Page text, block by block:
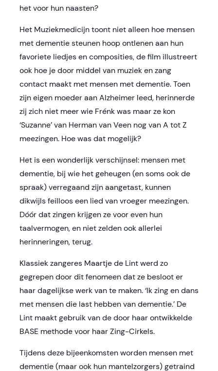
het voor hun naasten?
Het Muziekmedicijn toont niet alleen hoe mensen
met dementie steunen hoop ontlenen aan hun
favoriete liedjes en composities, de film illustreert
ook hoe je door middel van muziek en zang
contact maakt met mensen met dementie. Toen
zijn eigen moeder aan Alzheimer leed, herinnerde
zij zich niet meer wie Frénk was maar ze kon
‘Suzanne’ van Herman van Veen nog van A tot Z
meezingen. Hoe was dat mogelijk?
Het is een wonderlijk verschijnsel: mensen met
dementie, bij wie het geheugen (en soms ook de
spraak) verregaand zijn aangetast, kunnen
dikwijls feilloos een lied van vroeger meezingen.
Dóór dat zingen krijgen ze voor even hun
taalvermogen, en niet zelden ook allerlei
herinneringen, terug.
Klassiek zangeres Maartje de Lint werd zo
gegrepen door dit fenomeen dat ze besloot er
haar dagelijkse werk van te maken. ‘Ik zing en dans
met mensen die last hebben van dementie.’ De
Lint maakt gebruik van de door haar ontwikkelde
BASE methode voor haar Zing-Cirkels.
Tijdens deze bijeenkomsten worden mensen met
dementie (maar ook hun mantelzorgers) getraind